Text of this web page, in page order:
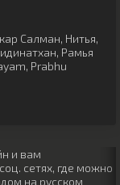
Салман, Нитья,
, Рамья
, Prabhu
и вам
сетях, где можно
на русском